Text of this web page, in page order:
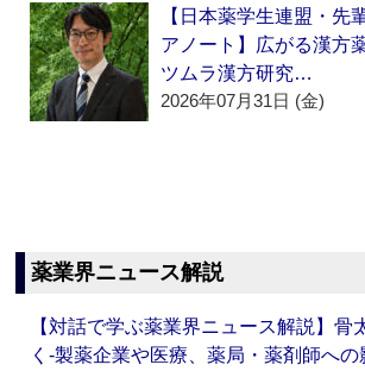
【日本薬学生連盟・先
アノート】広がる漢方
ツムラ漢方研究…
2026年07月31日 (金)
薬業界ニュース解説
【対話で学ぶ薬業界ニュース解説】骨
く‐製薬企業や医療、薬局・薬剤師へ